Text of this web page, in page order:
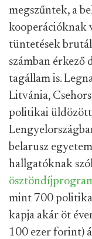
megszűntek, a
kooperációknak
tüntetések
számban érkező
tagállam is.
Litvánia,
politikai
belarusz
hallgatóknak
mint 700
kapja akár öt
100 ezer forint)